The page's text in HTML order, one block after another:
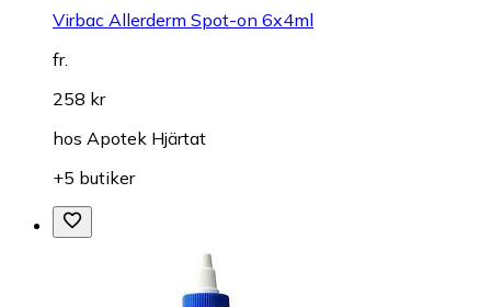
Virbac Allerderm Spot-on 6x4ml
fr.
258 kr
hos Apotek Hjärtat
+5 butiker